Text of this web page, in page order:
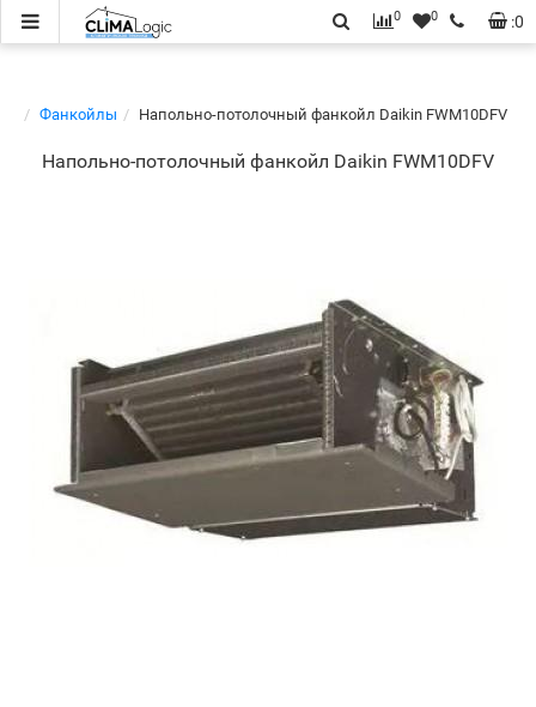
:0
0 0
Фанкойлы Напольно-потолочный фанкойл Daikin FWM10DFV
Напольно-потолочный фанкойл Daikin FWM10DFV